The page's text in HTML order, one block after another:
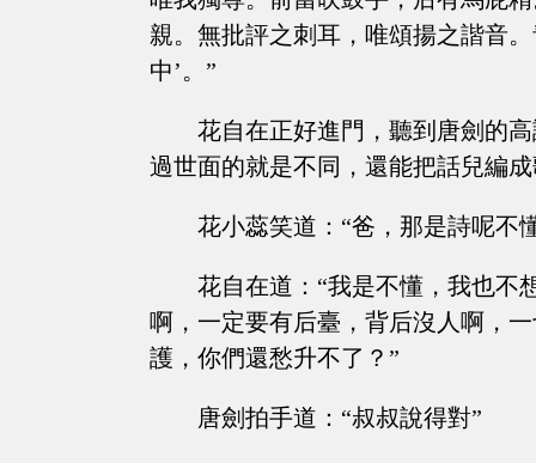
親。無批評之刺耳，唯頌揚之諧音
中’。”
花自在正好進門，聽到唐劍的
過世面的就是不同，還能把話兒編
花小蕊笑道：“爸，那是詩呢不
花自在道：“我是不懂，我也不
啊，一定要有后臺，背后沒人啊，
護，你們還愁升不了？”
唐劍拍手道：“叔叔說得對”